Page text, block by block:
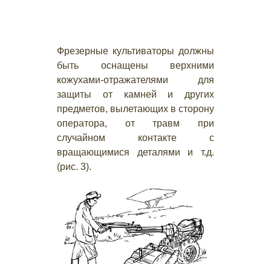
Фрезерные культиваторы должны
быть оснащены верхними
кожухами-отражателями для
защиты от камней и других
предметов, вылетающих в сторону
оператора, от травм при
случайном контакте с
вращающимися деталями и т.д.
(рис. 3).